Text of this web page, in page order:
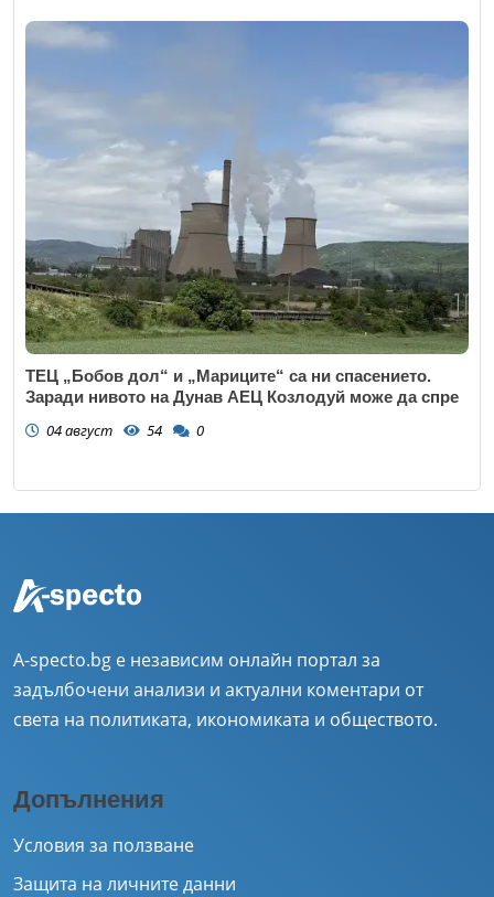
ТЕЦ „Бобов дол“ и „Мариците“ са ни спасението.
Заради нивото на Дунав АЕЦ Козлодуй може да спре
04 август 54 0
A-specto.bg е независим онлайн портал за
задълбочени анализи и актуални коментари от
света на политиката, икономиката и обществото.
Допълнения
Условия за ползване
Защита на личните данни